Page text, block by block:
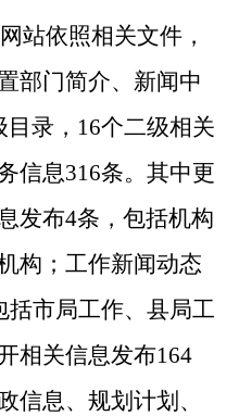
网站依照相关文件，
部门简介、 新闻中
录， 16个二级相关
信息316条。其中更
发布4条，包括机构
构； 工作新闻动态
括市局工作、县局工
相关信息发布164
信息、 规划计划、